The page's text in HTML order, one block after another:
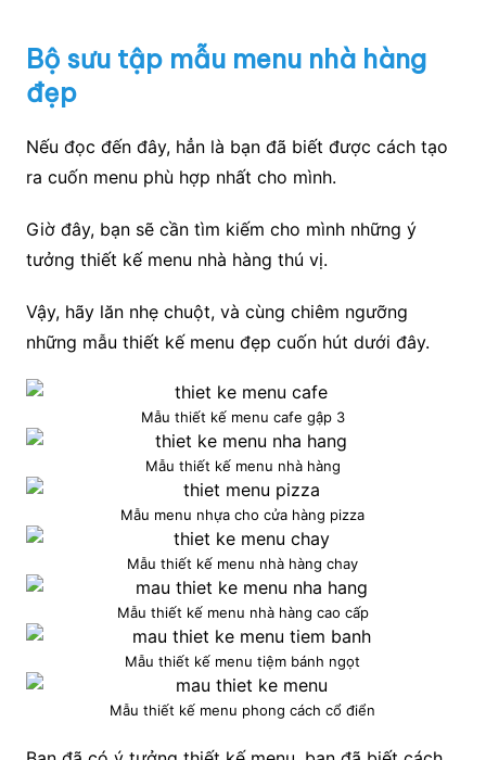
Bộ sưu tập mẫu menu nhà hàng
đẹp
Nếu đọc đến đây, hẳn là bạn đã biết được cách tạo
ra cuốn menu phù hợp nhất cho mình.
Giờ đây, bạn sẽ cần tìm kiếm cho mình những ý
tưởng thiết kế menu nhà hàng thú vị.
Vậy, hãy lăn nhẹ chuột, và cùng chiêm ngưỡng
những mẫu thiết kế menu đẹp cuốn hút dưới đây.
Mẫu thiết kế menu cafe gập 3
Mẫu thiết kế menu nhà hàng
Mẫu menu nhựa cho cửa hàng pizza
Mẫu thiết kế menu nhà hàng chay
Mẫu thiết kế menu nhà hàng cao cấp
Mẫu thiết kế menu tiệm bánh ngọt
Mẫu thiết kế menu phong cách cổ điển